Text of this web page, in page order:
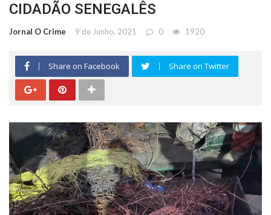
CIDADÃO SENEGALÊS
Jornal O Crime 9 de Junho, 2021 0 1920
Share on Facebook Share on Twitter